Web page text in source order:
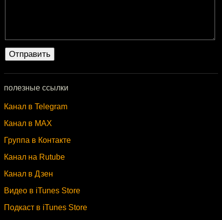
полезные ссылки
Канал в Telegram
Канал в MAX
Группа в Контакте
Канал на Rutube
Канал в Дзен
Видео в iTunes Store
Подкаст в iTunes Store